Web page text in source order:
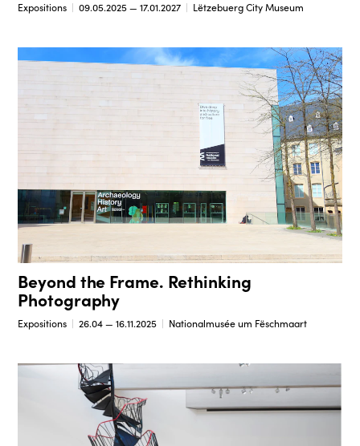
Expositions 09.05.2025 — 17.01.2027 Lëtzebuerg City Museum
Beyond the Frame. Rethinking
Photography
Expositions 26.04 — 16.11.2025 Nationalmusée um Fëschmaart